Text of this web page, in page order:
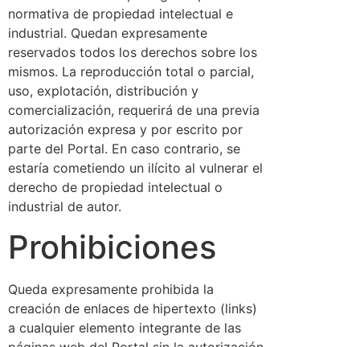
normativa de propiedad intelectual e
industrial. Quedan expresamente
reservados todos los derechos sobre los
mismos. La reproducción total o parcial,
uso, explotación, distribución y
comercialización, requerirá de una previa
autorización expresa y por escrito por
parte del Portal. En caso contrario, se
estaría cometiendo un ilícito al vulnerar el
derecho de propiedad intelectual o
industrial de autor.
Prohibiciones
Queda expresamente prohibida la
creación de enlaces de hipertexto (links)
a cualquier elemento integrante de las